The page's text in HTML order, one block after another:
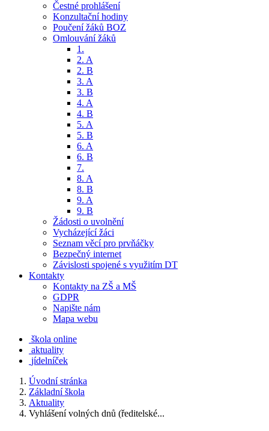
Čestné prohlášení
Konzultační hodiny
Poučení žáků BOZ
Omlouvání žáků
1.
2. A
2. B
3. A
3. B
4. A
4. B
5. A
5. B
6. A
6. B
7.
8. A
8. B
9. A
9. B
Žádosti o uvolnění
Vycházející žáci
Seznam věcí pro prvňáčky
Bezpečný internet
Závislosti spojené s využitím DT
Kontakty
Kontakty na ZŠ a MŠ
GDPR
Napište nám
Mapa webu
škola online
aktuality
jídelníček
Úvodní stránka
Základní škola
Aktuality
Vyhlášení volných dnů (ředitelské...